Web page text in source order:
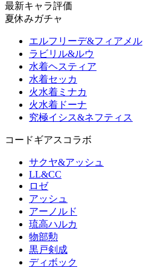
最新キャラ評価
夏休みガチャ
エルフリーデ&フィアメル
ラビリル&ルウ
水着ヘスティア
水着セッカ
火水着ミナカ
火水着ドーナ
究極イシス&ネフティス
コードギアスコラボ
サクヤ&アッシュ
LL&CC
ロゼ
アッシュ
アーノルド
琉高ハルカ
物部勲
黒戸剣成
ディボック